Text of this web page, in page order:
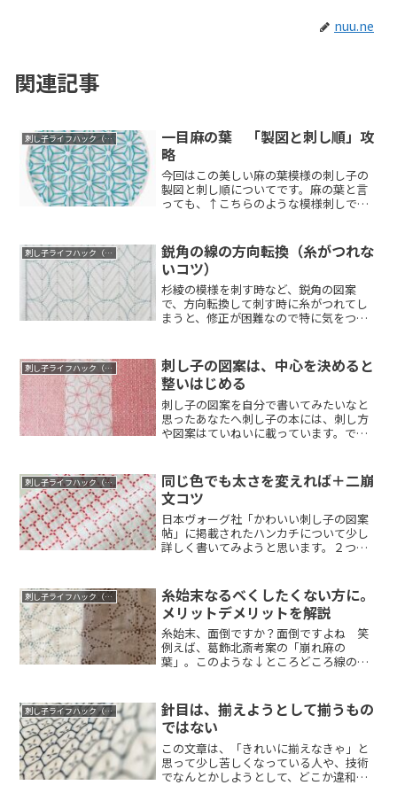
nuu.ne
関連記事
刺し子ライフハック（コツ）
一目麻の葉 「製図と刺し順」攻
略
今回はこの美しい麻の葉模様の刺し子の
製図と刺し順についてです。麻の葉と言
っても、↑こちらのような模様刺しでは
刺し子ライフハック（コツ）
鋭角の線の方向転換（糸がつれな
いコツ）
杉綾の模様を刺す時など、鋭角の図案
で、方向転換して刺す時に糸がつれてし
まうと、修正が困難なので特に気をつけ
刺し子ライフハック（コツ）
刺し子の図案は、中心を決めると
整いはじめる
刺し子の図案を自分で書いてみたいなと
思ったあなたへ刺し子の本には、刺し方
や図案はていねいに載っています。で
刺し子ライフハック（コツ）
同じ色でも太さを変えれば＋二崩
文コツ
日本ヴォーグ社「かわいい刺し子の図案
帖」に掲載されたハンカチについて少し
詳しく書いてみようと思います。２つの
刺し子ライフハック（コツ）
糸始末なるべくしたくない方に。
メリットデメリットを解説
糸始末、面倒ですか？面倒ですよね 笑
例えば、葛飾北斎考案の「崩れ麻の
葉」。このような↓ところどころ線のと
刺し子ライフハック（コツ）
針目は、揃えようとして揃うもの
ではない
この文章は、「きれいに揃えなきゃ」と
思って少し苦しくなっている人や、技術
でなんとかしようとして、どこか違和感